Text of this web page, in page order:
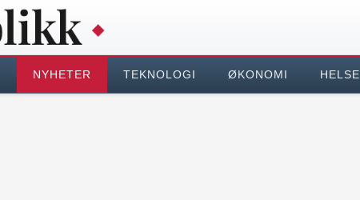
NYHETER TEKNOLOGI ØKONOMI HELSE